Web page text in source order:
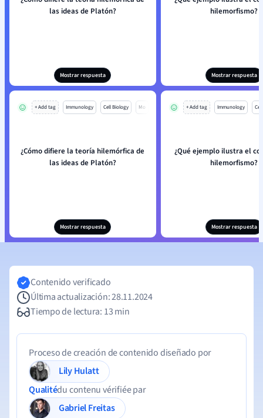
las ideas de Platón?
Mostrar respuesta
hilemorfismo?
Mostrar respuesta
+ Add tag Immunology Cell Biology Mo
¿Cómo difiere la teoría hilemórfica de
las ideas de Platón?
Mostrar respuesta
+ Add tag Immunology
¿Qué ejemplo ilustra el
hilemorfismo?
Mostrar respuesta
Contenido verificado
Última actualización: 28.11.2024
Tiempo de lectura: 13 min
Proceso de creación de contenido diseñado por
Lily Hulatt
Qualitédu contenu vérifiée par
Gabriel Freitas